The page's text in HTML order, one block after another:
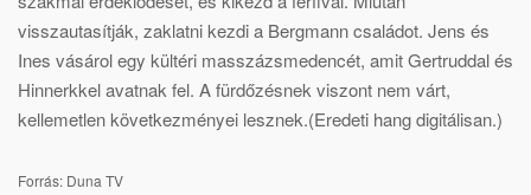
visszautasítják, zaklatni kezdi a Bergmann családot. Jens és
Ines vásárol egy kültéri masszázsmedencét, amit Gertruddal és
Hinnerkkel avatnak fel. A fürdőzésnek viszont nem várt,
kellemetlen következményei lesznek.(Eredeti hang digitálisan.)
Forrás: Duna TV